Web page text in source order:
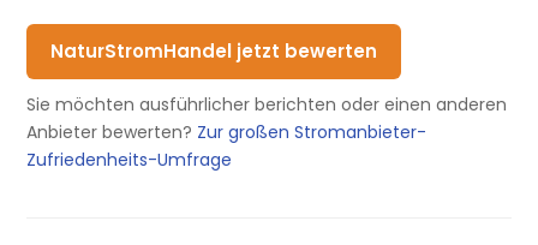
NaturStromHandel jetzt bewerten
Sie möchten ausführlicher berichten oder einen anderen
Anbieter bewerten? Zur großen Stromanbieter-
Zufriedenheits-Umfrage